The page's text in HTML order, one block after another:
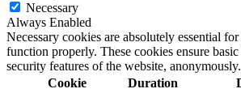
Necessary
Always Enabled
Necessary cookies are absolutely essential
function properly. These cookies ensure
security features of the website, anonymously.
Cookie
Duration